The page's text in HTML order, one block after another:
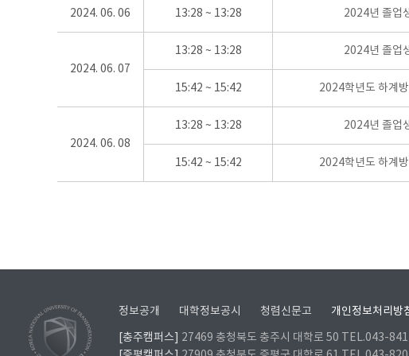
2024. 06. 06 13:28 ~ 13:28 2024년 졸업
2024. 06. 07
13:28 ~ 13:28 2024년 졸업
15:42 ~ 15:42 2024학년도 하계
2024. 06. 08
13:28 ~ 13:28 2024년 졸업
15:42 ~ 15:42 2024학년도 하계
정보공개 대학정보공시 청렴신문고 개인정보처리방
[충주캠퍼스]
27469 충청북도 충주시 대학로 50 TEL.043-